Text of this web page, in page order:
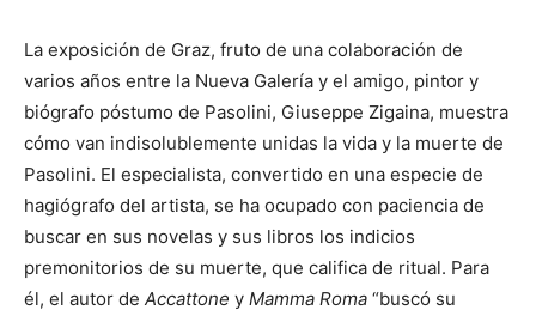
La exposición de Graz, fruto de una colaboración de
varios años entre la Nueva Galería y el amigo, pintor y
biógrafo póstumo de Pasolini, Giuseppe Zigaina, muestra
cómo van indisolublemente unidas la vida y la muerte de
Pasolini. El especialista, convertido en una especie de
hagiógrafo del artista, se ha ocupado con paciencia de
buscar en sus novelas y sus libros los indicios
premonitorios de su muerte, que califica de ritual. Para
él, el autor de Accattone y Mamma Roma “buscó su